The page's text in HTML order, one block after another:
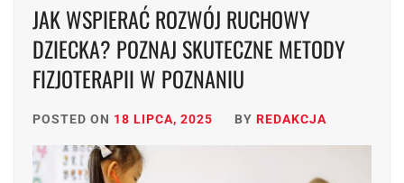
JAK WSPIERAĆ ROZWÓJ RUCHOWY
DZIECKA? POZNAJ SKUTECZNE METODY
FIZJOTERAPII W POZNANIU
POSTED ON 18 LIPCA, 2025 BY REDAKCJA